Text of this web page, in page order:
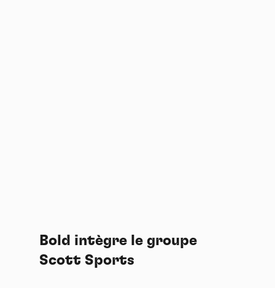
Bold intègre le groupe
Scott Sports